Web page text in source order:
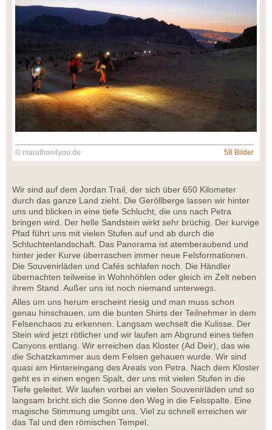
© marathon4you.de 58 Bilder
Wir sind auf dem Jordan Trail, der sich über 650 Kilometer
durch das ganze Land zieht. Die Geröllberge lassen wir hinter
uns und blicken in eine tiefe Schlucht, die uns nach Petra
bringen wird. Der helle Sandstein wirkt sehr brüchig. Der kurvige
Pfad führt uns mit vielen Stufen auf und ab durch die
Schluchtenlandschaft. Das Panorama ist atemberaubend und
hinter jeder Kurve überraschen immer neue Felsformationen.
Die Souvenirläden und Cafés schlafen noch. Die Händler
übernachten teilweise in Wohnhöhlen oder gleich im Zelt neben
ihrem Stand. Außer uns ist noch niemand unterwegs.
Alles um uns herum erscheint riesig und man muss schon
genau hinschauen, um die bunten Shirts der Teilnehmer in dem
Felsenchaos zu erkennen. Langsam wechselt die Kulisse. Der
Stein wird jetzt rötlicher und wir laufen am Abgrund eines tiefen
Canyons entlang. Wir erreichen das Kloster (Ad Deir), das wie
die Schatzkammer aus dem Felsen gehauen wurde. Wir sind
quasi am Hintereingang des Areals von Petra. Nach dem Kloster
geht es in einen engen Spalt, der uns mit vielen Stufen in die
Tiefe geleitet. Wir laufen vorbei an vielen Souvenirläden und so
langsam bricht sich die Sonne den Weg in die Felsspalte. Eine
magische Stimmung umgibt uns. Viel zu schnell erreichen wir
das Tal und den römischen Tempel.